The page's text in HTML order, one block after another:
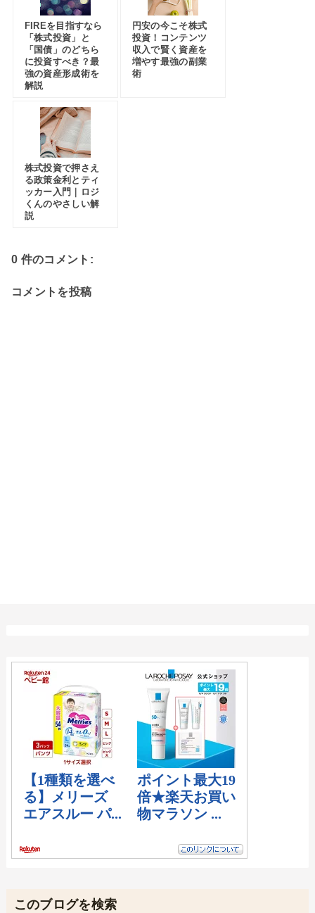
FIREを目指すなら
「株式投資」と
「国債」のどちら
に投資すべき？最
強の資産形成術を
解説
円安の今こそ株式
投資！コンテンツ
収入で賢く資産を
増やす最強の副業
術
株式投資で押さえ
る政策金利とティ
ッカー入門｜ロジ
くんのやさしい解
説
0 件のコメント:
コメントを投稿
このブログを検索